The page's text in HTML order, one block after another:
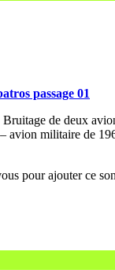
passage 01
de deux
avion militaire de